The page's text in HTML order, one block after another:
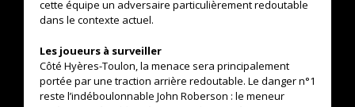
cette équipe un adversaire particulièrement redoutable
dans le contexte actuel.
Les joueurs à surveiller
Côté Hyères-Toulon, la menace sera principalement
portée par une traction arrière redoutable. Le danger n°1
reste l’indéboulonnable John Roberson : le meneur